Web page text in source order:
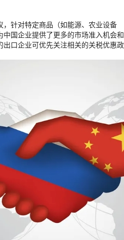
针对特定商品（如能源、农业设备
国企业提供了更多的市场准入机会和
口企业可优先关注相关的关税优惠政